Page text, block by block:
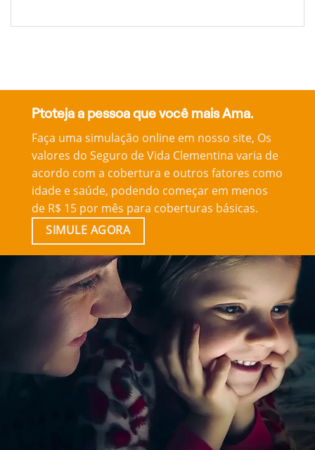
Ptoteja a pessoa que você mais Ama.
Faça uma simulação online em nosso site, Os
valores do Seguro de Vida Clementina varia de
acordo com a cobertura e outros fatores como
idade e saúde, podendo começar em menos
de R$ 15 por mês para coberturas básicas.
SIMULE AGORA